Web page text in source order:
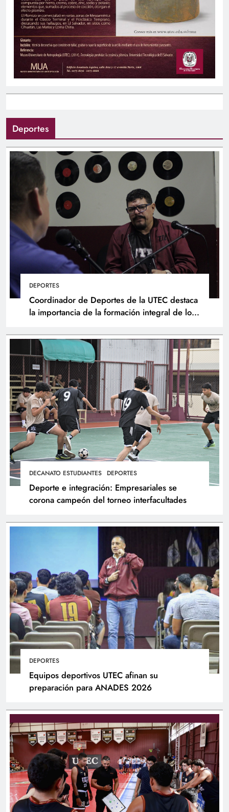
Deportes
DEPORTES
Coordinador de Deportes de la UTEC destaca
la importancia de la formación integral de los
DECANATO ESTUDIANTES DEPORTES
Deporte e integración: Empresariales se
corona campeón del torneo interfacultades
DEPORTES
Equipos deportivos UTEC afinan su
preparación para ANADES 2026